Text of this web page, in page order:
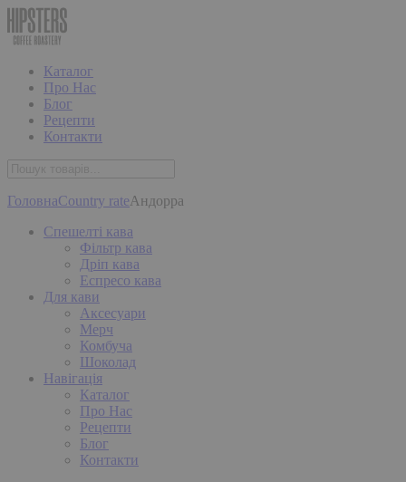
Каталог
Про Нас
Блог
Рецепти
Контакти
ГоловнаCountry rateАндорра
Спешелті кава
Фільтр кава
Дріп кава
Еспресо кава
Для кави
Аксесуари
Мерч
Комбуча
Шоколад
Навігація
Каталог
Про Нас
Рецепти
Блог
Контакти